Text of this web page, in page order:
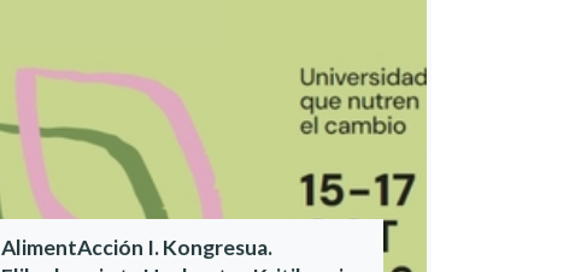
AlimentAcción I. Kongresua.